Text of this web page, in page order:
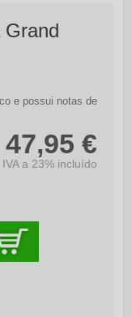
Grand
e possui notas de
47,95 €
IVA a 23% incluído